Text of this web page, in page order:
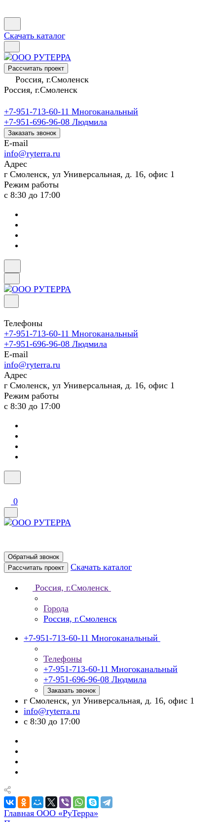
Скачать каталог
Рассчитать проект
Россия, г.Смоленск
Россия, г.Смоленск
+7-951-713-60-11 Многоканальный
+7-951-696-96-08 Людмила
Заказать звонок
E-mail
info@ryterra.ru
Адрес
г Смоленск, ул Универсальная, д. 16, офис 1
Режим работы
с 8:30 до 17:00
Телефоны
+7-951-713-60-11 Многоканальный
+7-951-696-96-08 Людмила
E-mail
info@ryterra.ru
Адрес
г Смоленск, ул Универсальная, д. 16, офис 1
Режим работы
с 8:30 до 17:00
0
Обратный звонок
Рассчитать проект
Скачать каталог
Россия, г.Смоленск
Города
Россия, г.Смоленск
+7-951-713-60-11 Многоканальный
Телефоны
+7-951-713-60-11 Многоканальный
+7-951-696-96-08 Людмила
Заказать звонок
г Смоленск, ул Универсальная, д. 16, офис 1
info@ryterra.ru
с 8:30 до 17:00
Главная ООО «РуТерра»